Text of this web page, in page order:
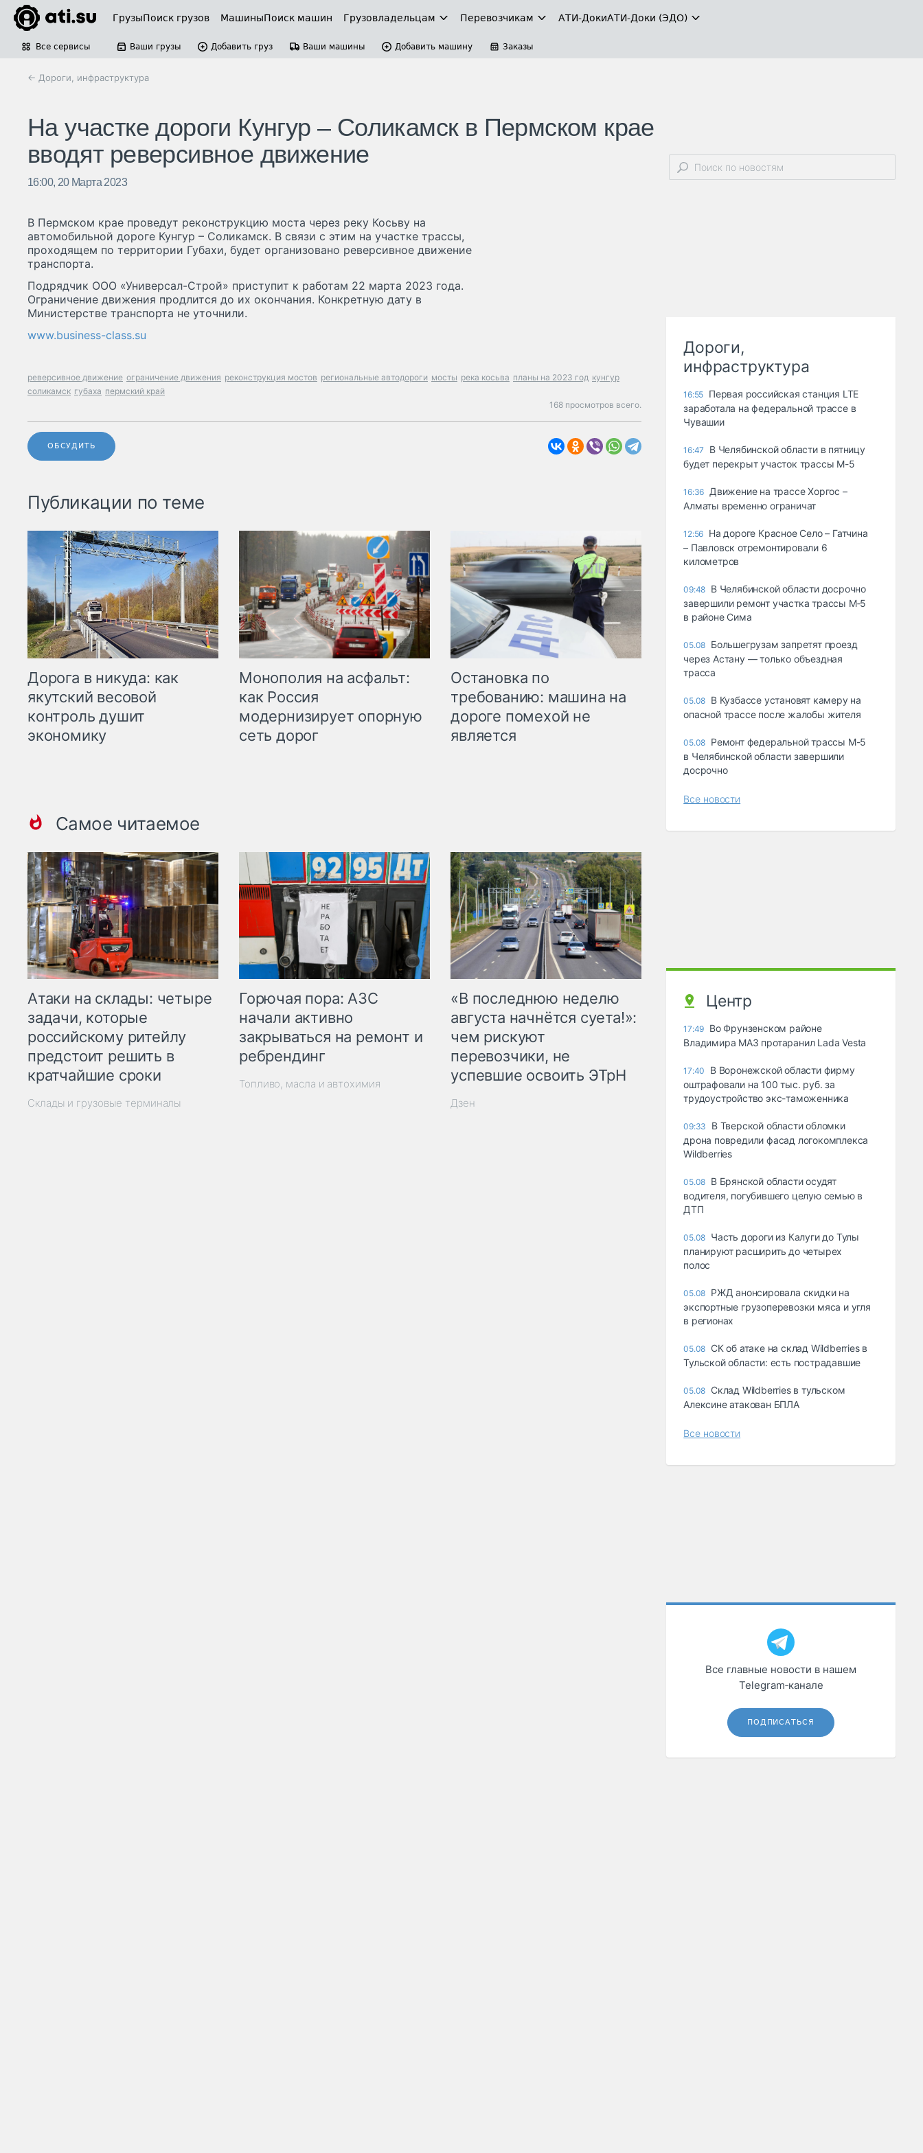
ГрузыПоиск грузов МашиныПоиск машин Грузовладельцам Перевозчикам АТИ-ДокиАТИ-Доки (ЭДО)
Все сервисы Ваши грузы Добавить груз Ваши машины Добавить машину Заказы
← Дороги, инфраструктура
На участке дороги Кунгур – Соликамск в Пермском крае
вводят реверсивное движение
16:00, 20 Марта 2023
В Пермском крае проведут реконструкцию моста через реку Косьву на
автомобильной дороге Кунгур – Соликамск. В связи с этим на участке трассы,
проходящем по территории Губахи, будет организовано реверсивное движение
транспорта.
Подрядчик ООО «Универсал-Строй» приступит к работам 22 марта 2023 года.
Ограничение движения продлится до их окончания. Конкретную дату в
Министерстве транспорта не уточнили.
www.business-class.su
реверсивное движение ограничение движения реконструкция мостов региональные автодороги мосты река косьва планы на 2023 год кунгур
соликамск губаха пермский край
168 просмотров всего.
ОБСУДИТЬ
Публикации по теме
Дорога в никуда: как
якутский весовой
контроль душит
экономику
Монополия на асфальт:
как Россия
модернизирует опорную
сеть дорог
Остановка по
требованию: машина на
дороге помехой не
является
Самое читаемое
Атаки на склады: четыре
задачи, которые
российскому ритейлу
предстоит решить в
кратчайшие сроки
Склады и грузовые терминалы
Горючая пора: АЗС
начали активно
закрываться на ремонт и
ребрендинг
Топливо, масла и автохимия
«В последнюю неделю
августа начнётся суета!»:
чем рискуют
перевозчики, не
успевшие освоить ЭТрН
Дзен
Дороги,
инфраструктура
16:55 Первая российская станция LTE
заработала на федеральной трассе в
Чувашии
16:47
В Челябинской области в пятницу
будет перекрыт участок трассы М-5
16:36 Движение на трассе Хоргос –
Алматы временно ограничат
12:56 На дороге Красное Село – Гатчина
– Павловск отремонтировали 6
километров
09:48 В Челябинской области досрочно
завершили ремонт участка трассы М‑5
в районе Сима
05.08 Большегрузам запретят проезд
через Астану — только объездная
трасса
05.08 В Кузбассе установят камеру на
опасной трассе после жалобы жителя
05.08 Ремонт федеральной трассы М-5
в Челябинской области завершили
досрочно
Все новости
Центр
17:49 Во Фрунзенском районе
Владимира МАЗ протаранил Lada Vesta
17:40
В Воронежской области фирму
оштрафовали на 100 тыс. руб. за
трудоустройство экс-таможенника
09:33
В Тверской области обломки
дрона повредили фасад логокомплекса
Wildberries
05.08 В Брянской области осудят
водителя, погубившего целую семью в
ДТП
05.08 Часть дороги из Калуги до Тулы
планируют расширить до четырех
полос
05.08 РЖД анонсировала скидки на
экспортные грузоперевозки мяса и угля
в регионах
05.08 СК об атаке на склад Wildberries в
Тульской области: есть пострадавшие
05.08 Склад Wildberries в тульском
Алексине атакован БПЛА
Все новости
Все главные новости в нашем
Telegram‑канале
ПОДПИСАТЬСЯ